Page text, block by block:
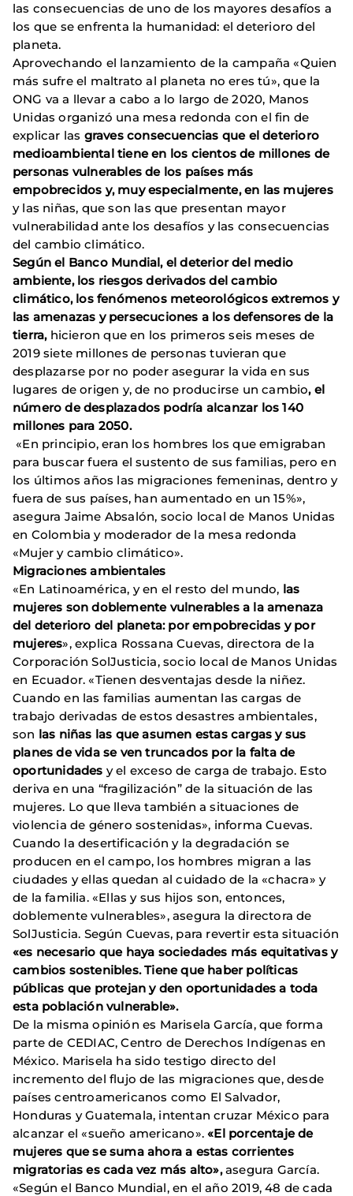
las consecuencias de uno de los mayores desafíos a
los que se enfrenta la humanidad: el deterioro del
planeta.
Aprovechando el lanzamiento de la campaña «Quien
más sufre el maltrato al planeta no eres tú», que la
ONG va a llevar a cabo a lo largo de 2020, Manos
Unidas organizó una mesa redonda con el fin de
explicar las graves consecuencias que el deterioro
medioambiental tiene en los cientos de millones de
personas vulnerables de los países más
empobrecidos y, muy especialmente, en las mujeres
y las niñas, que son las que presentan mayor
vulnerabilidad ante los desafíos y las consecuencias
del cambio climático.
Según el Banco Mundial, el deterior del medio
ambiente, los riesgos derivados del cambio
climático, los fenómenos meteorológicos extremos y
las amenazas y persecuciones a los defensores de la
tierra, hicieron que en los primeros seis meses de
2019 siete millones de personas tuvieran que
desplazarse por no poder asegurar la vida en sus
lugares de origen y, de no producirse un cambio, el
número de desplazados podría alcanzar los 140
millones para 2050.
«En principio, eran los hombres los que emigraban
para buscar fuera el sustento de sus familias, pero en
los últimos años las migraciones femeninas, dentro y
fuera de sus países, han aumentado en un 15%»,
asegura Jaime Absalón, socio local de Manos Unidas
en Colombia y moderador de la mesa redonda
«Mujer y cambio climático».
Migraciones ambientales
«En Latinoamérica, y en el resto del mundo, las
mujeres son doblemente vulnerables a la amenaza
del deterioro del planeta: por empobrecidas y por
mujeres», explica Rossana Cuevas, directora de la
Corporación SolJusticia, socio local de Manos Unidas
en Ecuador. «Tienen desventajas desde la niñez.
Cuando en las familias aumentan las cargas de
trabajo derivadas de estos desastres ambientales,
son las niñas las que asumen estas cargas y sus
planes de vida se ven truncados por la falta de
oportunidades y el exceso de carga de trabajo. Esto
deriva en una “fragilización” de la situación de las
mujeres. Lo que lleva también a situaciones de
violencia de género sostenidas», informa Cuevas.
Cuando la desertificación y la degradación se
producen en el campo, los hombres migran a las
ciudades y ellas quedan al cuidado de la «chacra» y
de la familia. «Ellas y sus hijos son, entonces,
doblemente vulnerables», asegura la directora de
SolJusticia. Según Cuevas, para revertir esta situación
«es necesario que haya sociedades más equitativas y
cambios sostenibles. Tiene que haber políticas
públicas que protejan y den oportunidades a toda
esta población vulnerable».
De la misma opinión es Marisela García, que forma
parte de CEDIAC, Centro de Derechos Indígenas en
México. Marisela ha sido testigo directo del
incremento del flujo de las migraciones que, desde
países centroamericanos como El Salvador,
Honduras y Guatemala, intentan cruzar México para
alcanzar el «sueño americano».«El porcentaje de
mujeres que se suma ahora a estas corrientes
migratorias es cada vez más alto»,asegura García.
«Según el Banco Mundial, en el año 2019, 48 de cada